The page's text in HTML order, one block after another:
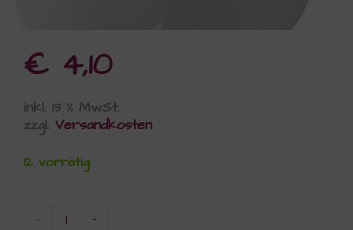
€ 4,10
inkl. 13 % MwSt.
zzgl. Versandkosten
12 vorrätig
- +